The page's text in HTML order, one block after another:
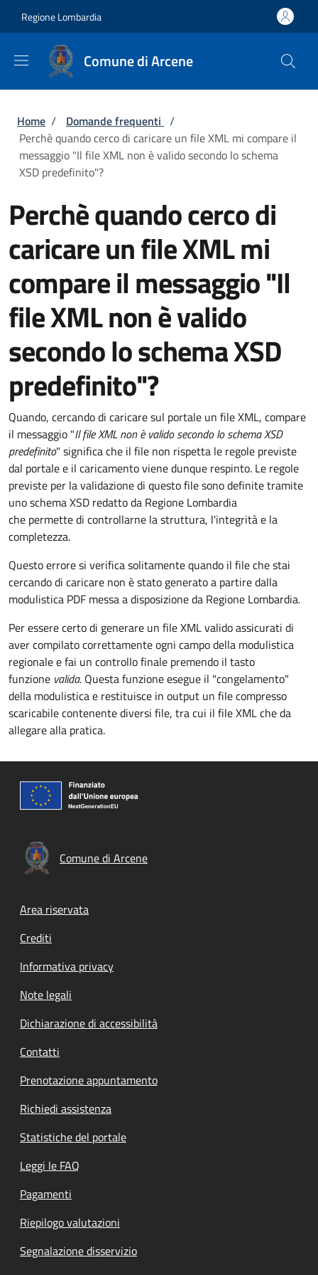
Regione Lombardia
Comune di Arcene
Briciole di pane
Home / Domande frequenti /
Perchè quando cerco di caricare un file XML mi compare il
messaggio "Il file XML non è valido secondo lo schema
XSD predefinito"?
Perchè quando cerco di
caricare un file XML mi
compare il messaggio "Il
file XML non è valido
secondo lo schema XSD
predefinito"?
Quando, cercando di caricare sul portale un file XML, compare
il messaggio "Il file XML non è valido secondo lo schema XSD
predefinito" significa che il file non rispetta le regole previste
dal portale e il caricamento viene dunque respinto. Le regole
previste per la validazione di questo file sono definite tramite
uno schema XSD redatto da Regione Lombardia
che permette di controllarne la struttura, l'integrità e la
completezza.
Questo errore si verifica solitamente quando il file che stai
cercando di caricare non è stato generato a partire dalla
modulistica PDF messa a disposizione da Regione Lombardia.
Per essere certo di generare un file XML valido assicurati di
aver compilato correttamente ogni campo della modulistica
regionale e fai un controllo finale premendo il tasto
funzione valida. Questa funzione esegue il "congelamento"
della modulistica e restituisce in output un file compresso
scaricabile contenente diversi file, tra cui il file XML che da
allegare alla pratica.
Comune di Arcene
Footer menu
Area riservata
Crediti
Informativa privacy
Note legali
Dichiarazione di accessibilità
Contatti
Prenotazione appuntamento
Richiedi assistenza
Statistiche del portale
Leggi le FAQ
Pagamenti
Riepilogo valutazioni
Segnalazione disservizio